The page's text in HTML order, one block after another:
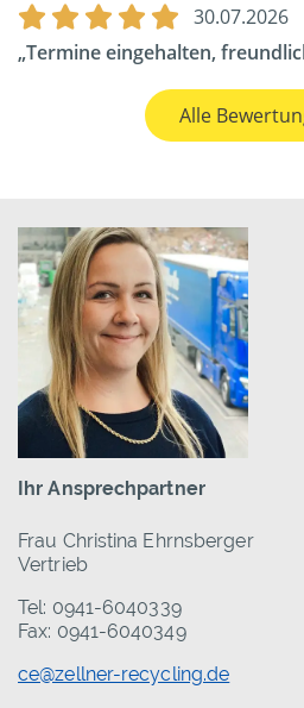
30.07.2026
Termine eingehalten,
Alle
Ihr Ansprechpartner
Frau Christina Ehrnsberger
Vertrieb
Tel: 0941-6040339
Fax: 0941-6040349
ce@zellner-recycling.de